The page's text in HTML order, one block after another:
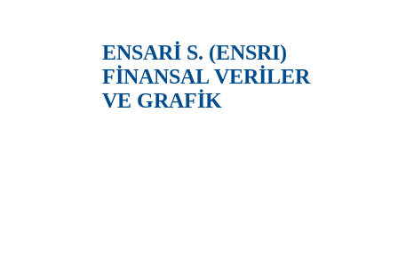
ENSARİ S. (ENSRI)
FİNANSAL VERİLER
VE GRAFİK